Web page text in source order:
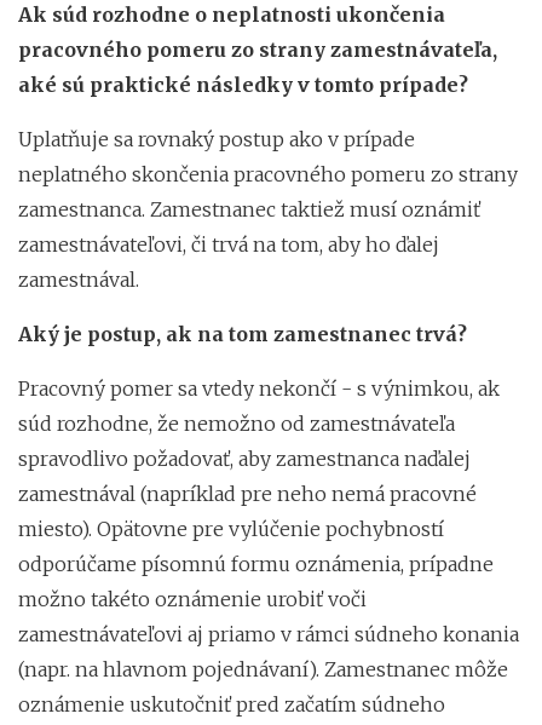
Ak súd rozhodne o neplatnosti ukončenia
pracovného pomeru zo strany zamestnávateľa,
aké sú praktické následky v tomto prípade?
Uplatňuje sa rovnaký postup ako v prípade
neplatného skončenia pracovného pomeru zo strany
zamestnanca. Zamestnanec taktiež musí oznámiť
zamestnávateľovi, či trvá na tom, aby ho ďalej
zamestnával.
Aký je postup, ak na tom zamestnanec trvá?
Pracovný pomer sa vtedy nekončí - s výnimkou, ak
súd rozhodne, že nemožno od zamestnávateľa
spravodlivo požadovať, aby zamestnanca naďalej
zamestnával (napríklad pre neho nemá pracovné
miesto). Opätovne pre vylúčenie pochybností
odporúčame písomnú formu oznámenia, prípadne
možno takéto oznámenie urobiť voči
zamestnávateľovi aj priamo v rámci súdneho konania
(napr. na hlavnom pojednávaní). Zamestnanec môže
oznámenie uskutočniť pred začatím súdneho